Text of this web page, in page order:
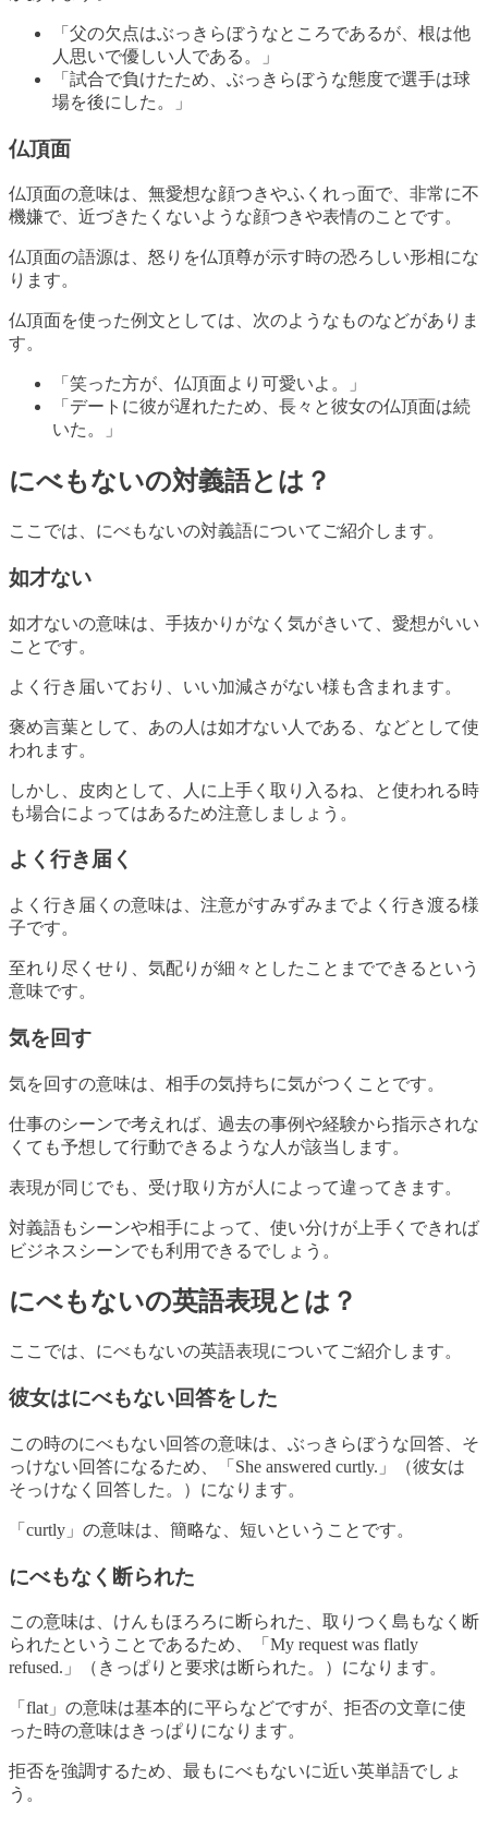
「父の欠点はぶっきらぼうなところであるが、根は他
人思いで優しい人である。」
「試合で負けたため、ぶっきらぼうな態度で選手は球
場を後にした。」
仏頂面
仏頂面の意味は、無愛想な顔つきやふくれっ面で、非常に不
機嫌で、近づきたくないような顔つきや表情のことです。
仏頂面の語源は、怒りを仏頂尊が示す時の恐ろしい形相にな
ります。
仏頂面を使った例文としては、次のようなものなどがありま
す。
「笑った方が、仏頂面より可愛いよ。」
「デートに彼が遅れたため、長々と彼女の仏頂面は続
いた。」
にべもないの対義語とは？
ここでは、にべもないの対義語についてご紹介します。
如才ない
如才ないの意味は、手抜かりがなく気がきいて、愛想がいい
ことです。
よく行き届いており、いい加減さがない様も含まれます。
褒め言葉として、あの人は如才ない人である、などとして使
われます。
しかし、皮肉として、人に上手く取り入るね、と使われる時
も場合によってはあるため注意しましょう。
よく行き届く
よく行き届くの意味は、注意がすみずみまでよく行き渡る様
子です。
至れり尽くせり、気配りが細々としたことまでできるという
意味です。
気を回す
気を回すの意味は、相手の気持ちに気がつくことです。
仕事のシーンで考えれば、過去の事例や経験から指示されな
くても予想して行動できるような人が該当します。
表現が同じでも、受け取り方が人によって違ってきます。
対義語もシーンや相手によって、使い分けが上手くできれば
ビジネスシーンでも利用できるでしょう。
にべもないの英語表現とは？
ここでは、にべもないの英語表現についてご紹介します。
彼女はにべもない回答をした
この時のにべもない回答の意味は、ぶっきらぼうな回答、そ
っけない回答になるため、「She answered curtly.」（彼女は
そっけなく回答した。）になります。
「curtly」の意味は、簡略な、短いということです。
にべもなく断られた
この意味は、けんもほろろに断られた、取りつく島もなく断
られたということであるため、「My request was flatly
refused.」（きっぱりと要求は断られた。）になります。
「flat」の意味は基本的に平らなどですが、拒否の文章に使
った時の意味はきっぱりになります。
拒否を強調するため、最もにべもないに近い英単語でしょ
う。